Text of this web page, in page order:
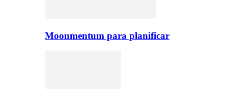
Moonmentum para planificar